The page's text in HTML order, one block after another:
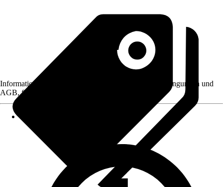
Informationen des Verkäufers, wie z. B. Rückgabebedingungen und
AGB, finden Sie bei Klick auf den Verkäufernamen.